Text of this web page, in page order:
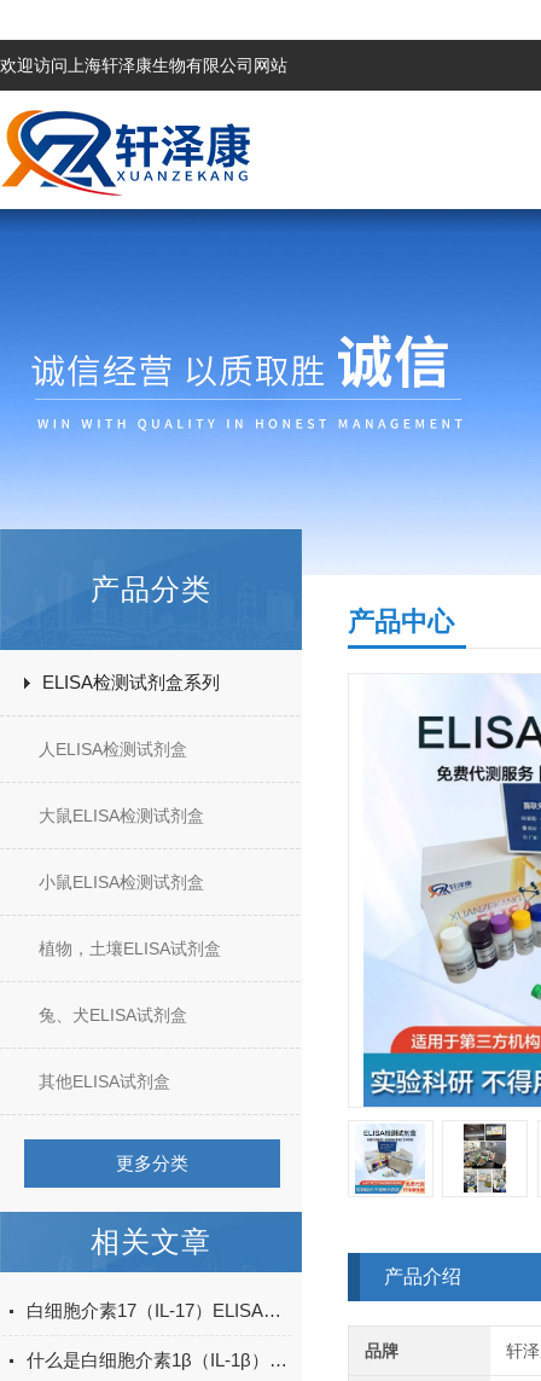
欢迎访问上海轩泽康生物有限公司网站
产品分类
ELISA检测试剂盒系列
人ELISA检测试剂盒
大鼠ELISA检测试剂盒
小鼠ELISA检测试剂盒
植物，土壤ELISA试剂盒
兔、犬ELISA试剂盒
其他ELISA试剂盒
更多分类
相关文章
白细胞介素17（IL-17）ELISA试剂盒的特点及优势
什么是白细胞介素1β（IL-1β）ELISA试剂盒？
产品中心
产品介绍
品牌 轩